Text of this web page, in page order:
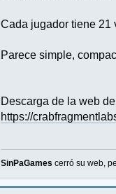
Cada jugador tiene 21
Parece simple,
Descarga de la web
https://
SinPaGames cerró su web,